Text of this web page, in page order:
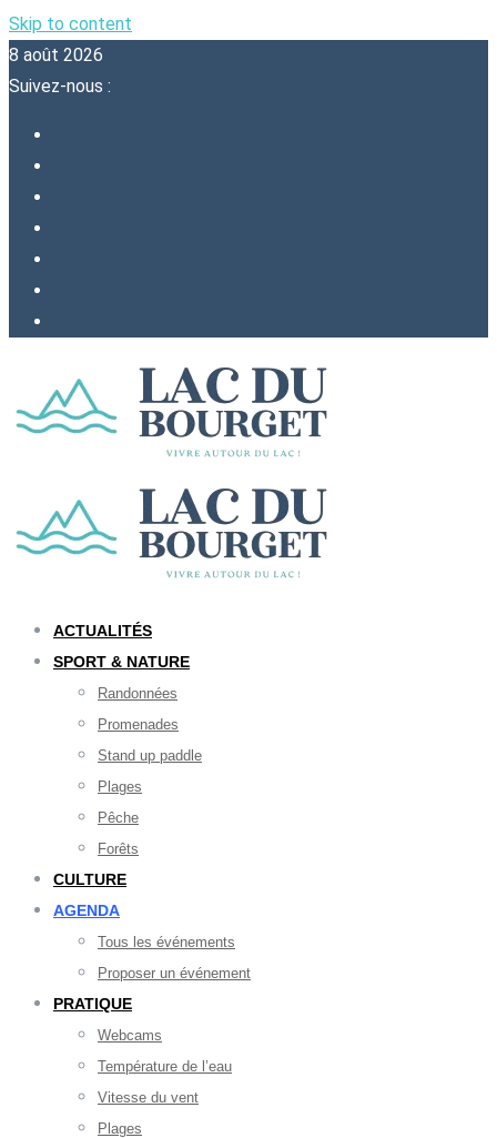
Skip to content
8 août 2026
Suivez-nous :
ACTUALITÉS
SPORT & NATURE
Randonnées
Promenades
Stand up paddle
Plages
Pêche
Forêts
CULTURE
AGENDA
Tous les événements
Proposer un événement
PRATIQUE
Webcams
Température de l’eau
Vitesse du vent
Plages